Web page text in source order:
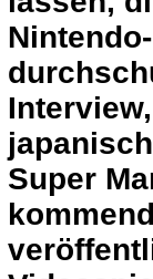
Super